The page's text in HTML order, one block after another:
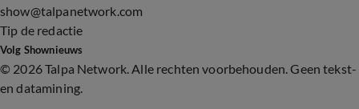
show@talpanetwork.com
Tip de redactie
Volg Shownieuws
© 2026 Talpa Network. Alle rechten voorbehouden. Geen tekst-
en datamining.